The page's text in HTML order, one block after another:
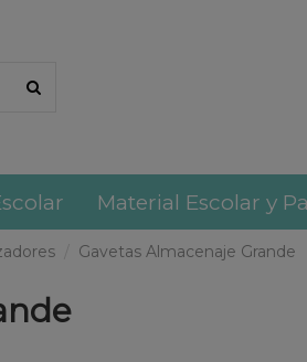
Material Escolar y
Gavetas Almacenaje Grande